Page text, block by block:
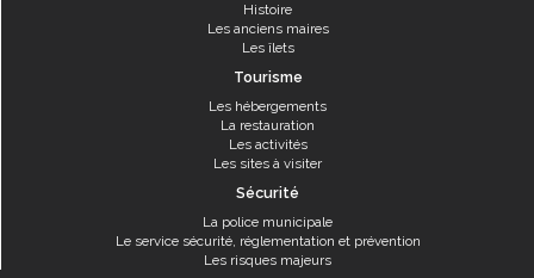
Histoire
Les anciens maires
Les îlets
Tourisme
Les hébergements
La restauration
Les activités
Les sites à visiter
Sécurité
La police municipale
Le service sécurité, réglementation et prévention
Les risques majeurs